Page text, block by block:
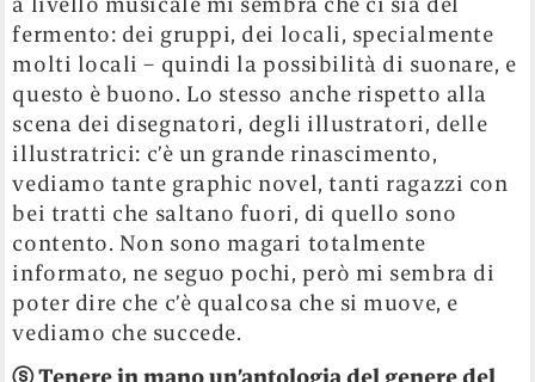
fermento: dei gruppi, dei locali, specialmente
molti locali – quindi la possibilità di suonare, e
questo è buono. Lo stesso anche rispetto alla
scena dei disegnatori, degli illustratori, delle
illustratrici: c’è un grande rinascimento,
vediamo tante graphic novel, tanti ragazzi con
bei tratti che saltano fuori, di quello sono
contento. Non sono magari totalmente
informato, ne seguo pochi, però mi sembra di
poter dire che c’è qualcosa che si muove, e
vediamo che succede.
ⓢTenere in mano un’antologia del genere del